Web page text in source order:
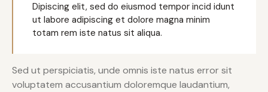
Dipiscing elit, sed do eiusmod tempor incid idunt
ut labore adipiscing et dolore magna minim
totam rem iste natus sit aliqua.
Sed ut perspiciatis, unde omnis iste natus error sit
voluptatem accusantium doloremque laudantium,